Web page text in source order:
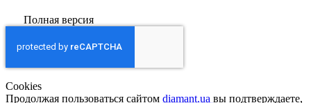
Полная версия
Сookies
Продолжая пользоваться сайтом diamant.ua вы подтверждаете,